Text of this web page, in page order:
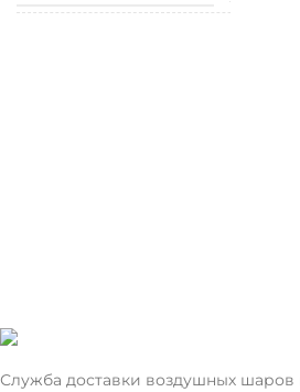
Служба доставки воздушных шаров